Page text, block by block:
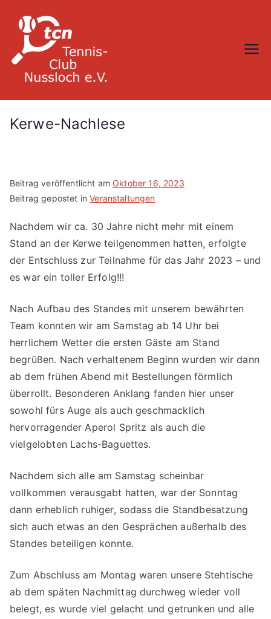
Inhalt
springen
Kerwe-Nachlese
Beitrag veröffentlicht am Oktober 16, 2023
Beitrag gepostet inVeranstaltungen
Nachdem wir ca. 30 Jahre nicht mehr mit einem
Stand an der Kerwe teilgenommen hatten, erfolgte
der Entschluss zur Teilnahme für das Jahr 2023 – und
es war ein toller Erfolg!!!
Nach Aufbau des Standes mit unserem bewährten
Team konnten wir am Samstag ab 14 Uhr bei
herrlichem Wetter die ersten Gäste am Stand
begrüßen. Nach verhaltenem Beginn wurden wir dann
ab dem frühen Abend mit Bestellungen förmlich
überrollt. Besonderen Anklang fanden hier unser
sowohl fürs Auge als auch geschmacklich
hervorragender Aperol Spritz als auch die
vielgelobten Lachs-Baguettes.
Nachdem sich alle am Samstag scheinbar
vollkommen verausgabt hatten, war der Sonntag
dann erheblich ruhiger, sodass die Standbesatzung
sich auch etwas an den Gesprächen außerhalb des
Standes beteiligen konnte.
Zum Abschluss am Montag waren unsere Stehtische
ab dem späten Nachmittag durchweg wieder voll
belegt, es wurde viel gelacht und getrunken und alle